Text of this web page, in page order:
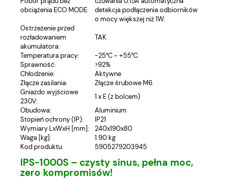
obciążenia ECO MODE:
detekcja podłączenia odbiorników
o mocy większej niż 1W.
Ostrzeżenie przed
rozładowaniem
akumulatora:
TAK
Temperatura pracy:
-25°C ~ +55°C
Sprawność:
>92%
Chłodzenie:
Aktywne
Złącze zasilania:
Złącze śrubowe M6
Gniazdo wyjściowe
230V:
1 x E (z bolcem)
Obudowa:
Aluminium
Stopień ochrony (IP):
IP21
Wymiary LxWxH [mm]:
240x190x80
Waga [kg]:
1.90 kg
Kod produktu:
5905279203945
IPS-1000S – czysty sinus, pełna moc,
zero kompromisów!